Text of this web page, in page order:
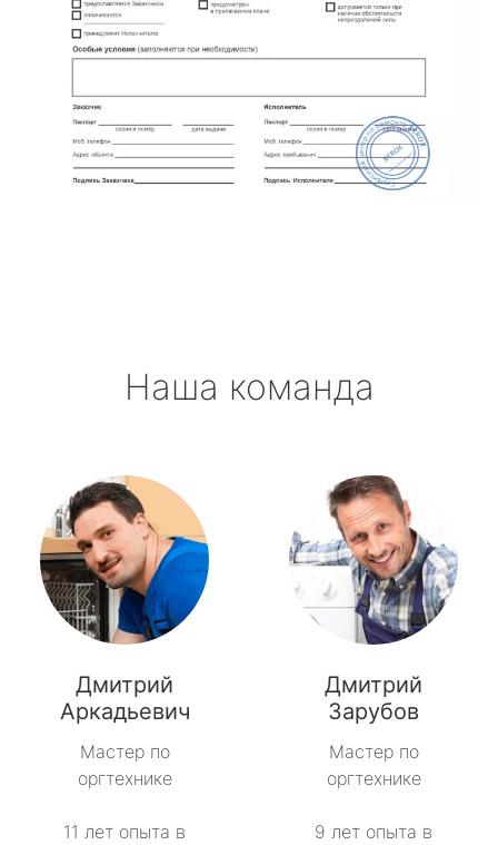
Наша команда
Дмитрий
Аркадьевич
Мастер по
оргтехнике
11 лет опыта в
Дмитрий
Зарубов
Мастер по
оргтехнике
9 лет опыта в